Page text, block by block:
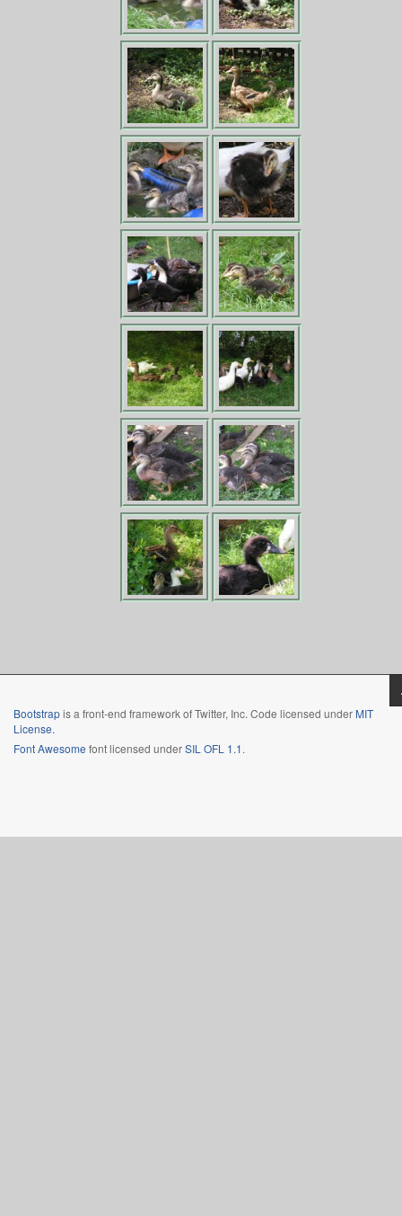
Bootstrapis a front-end framework of Twitter, Inc. Code licensed under MIT
License.
Font Awesome font licensed underSIL OFL 1.1.